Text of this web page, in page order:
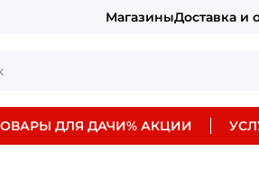
МагазиныДоставка и
ДЛЯ ДАЧИ% АКЦИИ